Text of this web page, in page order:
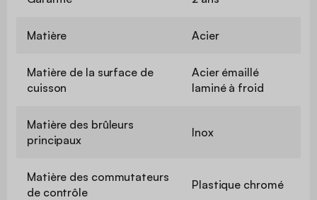
Matière Acier
Matière de la surface de
cuisson
Acier émaillé
laminé à froid
Matière des brûleurs
principaux
Inox
Matière des commutateurs
de contrôle
Plastique chromé